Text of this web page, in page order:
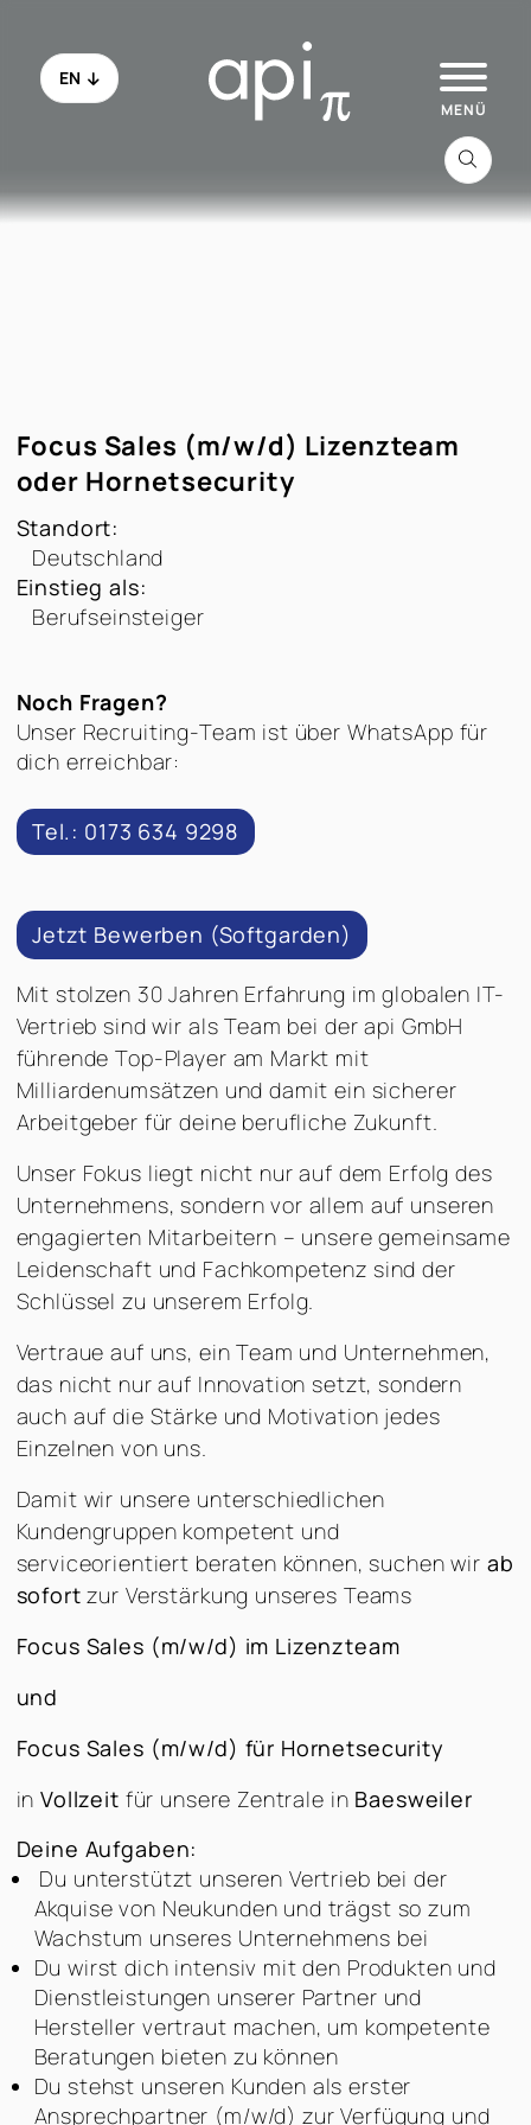
Initiativbewerbung
FAQ
EN
Focus Sales (m/w/d) Lizenzteam
oder Hornetsecurity
Standort:
Deutschland
Einstieg als:
Berufseinsteiger
Noch Fragen?
Unser Recruiting-Team ist über WhatsApp für
dich erreichbar:
Tel.: 0173 634 9298
Jetzt Bewerben (Softgarden)
Mit stolzen 30 Jahren Erfahrung im globalen IT-
Vertrieb sind wir als Team bei der api GmbH
führende Top-Player am Markt mit
Milliardenumsätzen und damit ein sicherer
Arbeitgeber für deine berufliche Zukunft.
Unser Fokus liegt nicht nur auf dem Erfolg des
Unternehmens, sondern vor allem auf unseren
engagierten Mitarbeitern – unsere gemeinsame
Leidenschaft und Fachkompetenz sind der
Schlüssel zu unserem Erfolg.
Vertraue auf uns, ein Team und Unternehmen,
das nicht nur auf Innovation setzt, sondern
auch auf die Stärke und Motivation jedes
Einzelnen von uns.
Damit wir unsere unterschiedlichen
Kundengruppen kompetent und
serviceorientiert beraten können, suchen wir ab
sofort zur Verstärkung unseres Teams
Focus Sales (m/w/d) im Lizenzteam
und
Focus Sales (m/w/d) für Hornetsecurity
inVollzeit für unsere Zentrale in Baesweiler
Deine Aufgaben:
Du unterstützt unseren Vertrieb bei der
Akquise von Neukunden und trägst so zum
Wachstum unseres Unternehmens bei
Du wirst dich intensiv mit den Produkten und
Dienstleistungen unserer Partner und
Hersteller vertraut machen, um kompetente
Beratungen bieten zu können
Du stehst unseren Kunden als erster
Ansprechpartner (m/w/d) zur Verfügung und